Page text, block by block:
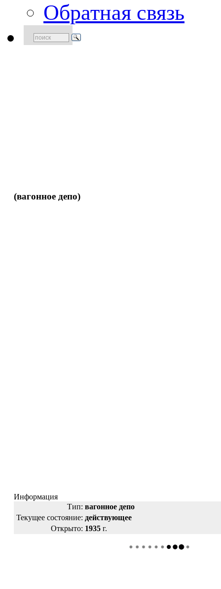
Обратная связь
(вагонное депо)
Информация
Тип: вагонное депо
Текущее состояние: действующее
Открыто: 1935 г.